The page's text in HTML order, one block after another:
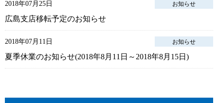
2018年07月25日 お知らせ
広島支店移転予定のお知らせ
2018年07月11日 お知らせ
夏季休業のお知らせ(2018年8月11日～2018年8月15日)